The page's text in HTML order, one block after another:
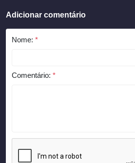
Adicionar comentário
Nome: *
Comentário: *